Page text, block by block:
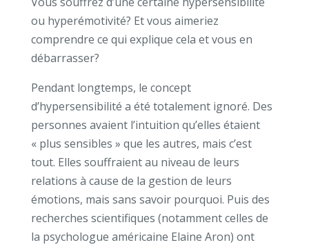
ou hyperémotivité? Et vous aimeriez
comprendre ce qui explique cela et vous en
débarrasser?
Pendant longtemps, le concept
d’hypersensibilité a été totalement ignoré. Des
personnes avaient l’intuition qu’elles étaient
« plus sensibles » que les autres, mais c’est
tout. Elles souffraient au niveau de leurs
relations à cause de la gestion de leurs
émotions, mais sans savoir pourquoi. Puis des
recherches scientifiques (notamment celles de
la psychologue américaine Elaine Aron) ont